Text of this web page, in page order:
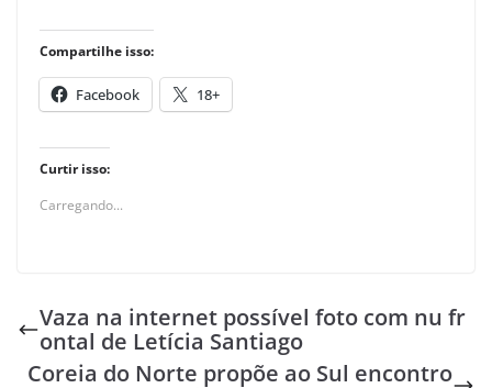
Compartilhe isso:
Facebook 18+
Curtir isso:
Carregando...
Vaza na internet possível foto com nu fr
ontal de Letícia Santiago
Coreia do Norte propõe ao Sul encontro